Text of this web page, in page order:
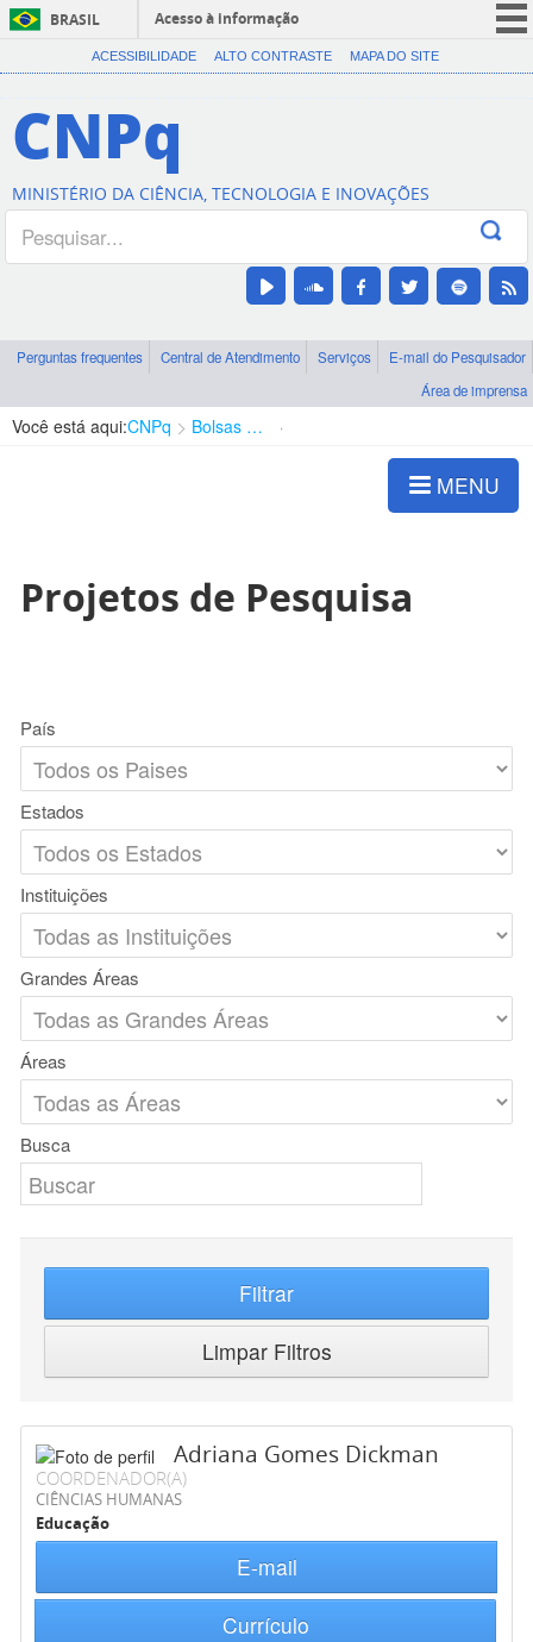
BRASIL
Acesso à informação
CORONAVÍRUS (COVID-19)
Canais
ACESSIBILIDADE ALTO CONTRASTE MAPA DO SITE
CNPq
MINISTÉRIO DA CIÊNCIA, TECNOLOGIA E INOVAÇÕES
Perguntas frequentes Central de Atendimento Serviços
E-mail do Pesquisador
Área de imprensa
Você está aqui:CNPq Bolsas e Auxílios Vigentes
MENU
Projetos de Pesquisa
País
Estados
Instituições
Grandes Áreas
Áreas
Busca
Filtrar
Limpar Filtros
Adriana Gomes Dickman
COORDENADOR(A)
CIÊNCIAS HUMANAS
Educação
E-mail
Currículo